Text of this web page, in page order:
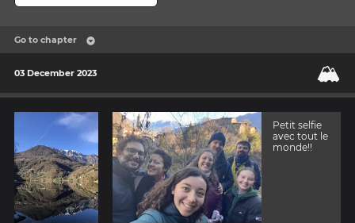
Go to chapter
03 December 2023 🏔️
Petit selfie
avec tout le
monde!!